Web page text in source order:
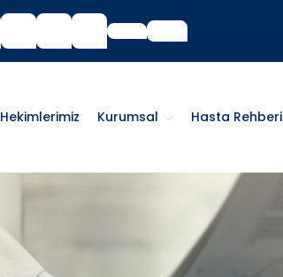
Hekimlerimiz Kurumsal Hasta Rehberi